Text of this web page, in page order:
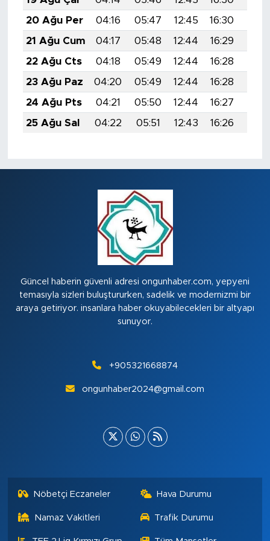
20 Ağu Per
04:16 05:47 12:45 16:30
21 Ağu Cum
04:17 05:48 12:44 16:29
22 Ağu Cts
04:18 05:49 12:44 16:28
23 Ağu Paz
04:20 05:49 12:44 16:28
24 Ağu Pts
04:21 05:50 12:44 16:27
25 Ağu Sal
04:22 05:51 12:43 16:26
Güncel haberin güvenli adresi ongunhaber.com, yepyeni
temasıyla sizleri buluştururken, sadelik ve modernizmi bir
araya getiriyor. insanlara haber okuyabilecekleri bir altyapı
sunuyor.
+905321668874
ongunhaber2024@gmail.com
Nöbetçi Eczaneler Hava Durumu
Namaz Vakitleri Trafik Durumu